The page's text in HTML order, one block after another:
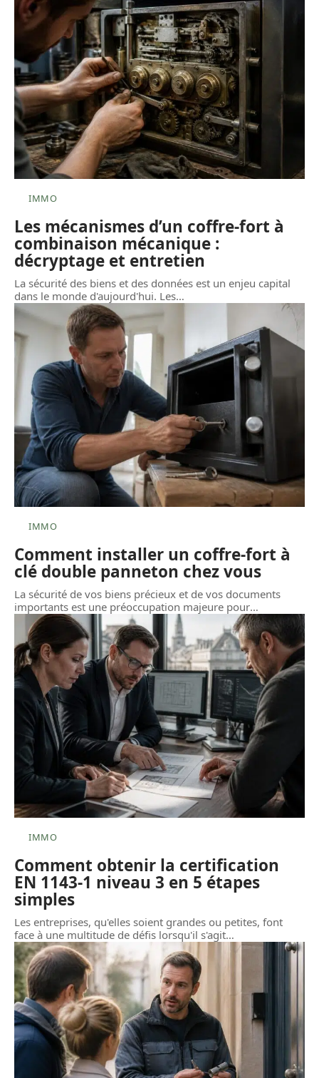
IMMO
Les mécanismes d’un coffre-fort à
combinaison mécanique :
décryptage et entretien
La sécurité des biens et des données est un enjeu capital
dans le monde d'aujourd'hui. Les…
IMMO
Comment installer un coffre-fort à
clé double panneton chez vous
La sécurité de vos biens précieux et de vos documents
importants est une préoccupation majeure pour…
IMMO
Comment obtenir la certification
EN 1143-1 niveau 3 en 5 étapes
simples
Les entreprises, qu'elles soient grandes ou petites, font
face à une multitude de défis lorsqu'il s'agit…